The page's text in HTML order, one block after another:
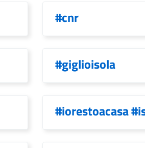
#cnr
#giglioisola
#iorestoacasa